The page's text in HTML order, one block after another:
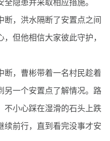
隐患并采取相应措施。
，洪水隔断了安置点之间
但他相信大家彼此守护，
，曹彬带着一名村民趁着
另一个安置点了解情况。路
不小心踩在湿滑的石头上跌
续前行，直到看完没事才安